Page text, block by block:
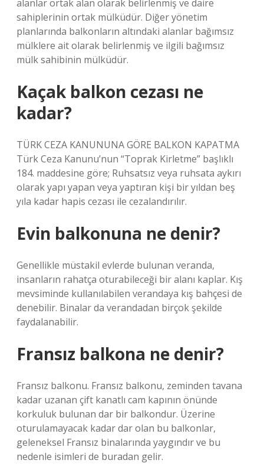
alanlar ortak alan olarak belirlenmiş ve daire
sahiplerinin ortak mülküdür. Diğer yönetim
planlarında balkonların altındaki alanlar bağımsız
mülklere ait olarak belirlenmiş ve ilgili bağımsız
mülk sahibinin mülküdür.
Kaçak balkon cezası ne
kadar?
TÜRK CEZA KANUNUNA GÖRE BALKON KAPATMA
Türk Ceza Kanunu’nun “Toprak Kirletme” başlıklı
184. maddesine göre; Ruhsatsız veya ruhsata aykırı
olarak yapı yapan veya yaptıran kişi bir yıldan beş
yıla kadar hapis cezası ile cezalandırılır.
Evin balkonuna ne denir?
Genellikle müstakil evlerde bulunan veranda,
insanların rahatça oturabileceği bir alanı kaplar. Kış
mevsiminde kullanılabilen verandaya kış bahçesi de
denebilir. Binalar da verandadan birçok şekilde
faydalanabilir.
Fransız balkona ne denir?
Fransız balkonu. Fransız balkonu, zeminden tavana
kadar uzanan çift kanatlı cam kapının önünde
korkuluk bulunan dar bir balkondur. Üzerine
oturulamayacak kadar dar olan bu balkonlar,
geleneksel Fransız binalarında yaygındır ve bu
nedenle isimleri de buradan gelir.